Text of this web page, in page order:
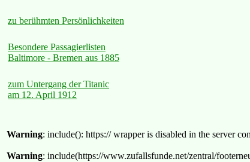
zu berühmten Persönlichkeiten
Besondere Passagierlisten
Baltimore - Bremen aus 1885
zum Untergang der Titanic
am 12. April 1912
Warning: include(): https:// wrapper is disabled in the server
Warning: include(https://www.zufallsfunde.net/zentral/